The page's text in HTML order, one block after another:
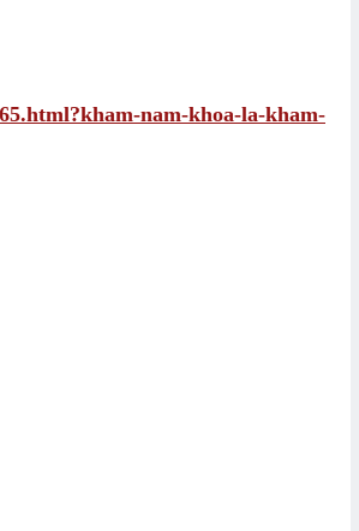
nam-khoa-la-kham-